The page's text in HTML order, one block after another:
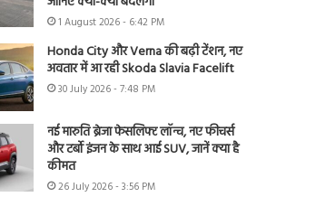
1 August 2026 - 6:42 PM
Honda City और Verna की बढ़ी टेंशन, नए
अवतार में आ रही Skoda Slavia Facelift
30 July 2026 - 7:48 PM
नई मारुति ब्रेजा फेसलिफ्ट लॉन्च, नए फीचर्स
और टर्बो इंजन के साथ आई SUV, जानें क्या है
कीमत
26 July 2026 - 3:56 PM